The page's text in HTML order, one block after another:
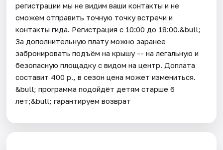
регистрации мы не видим ваши контакты и не
сможем отправить точную точку встречи и
контакты гида. Регистрация с 10:00 до 18:00.&bull;
За дополнительную плату можно заранее
забронировать подъём на крышу -- на легальную и
безопасную площадку с видом на центр. Доплата
составит 400 р., в сезон цена может измениться.
&bull; программа подойдёт детям старше 6
лет;&bull; гарантируем возврат